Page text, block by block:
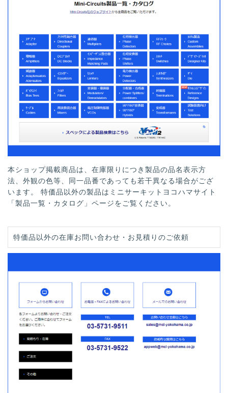
本ショップ掲載商品は、在庫限りにつき製品の品名表示方
法、外観の色等、同一品番であっても若干異なる場合がござ
います。 特価品以外の製品はミニサーキットヨコハマサイト
「製品一覧・カタログ」ページをご覧ください。
特価品以外の在庫お問い合わせ・お見積りのご依頼